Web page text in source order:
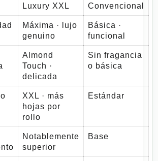
Luxury XXL
Convencional
Máxima · lujo
genuino
Básica ·
funcional
Almond
Touch ·
delicada
Sin fragancia
o básica
XXL · más
hojas por
rollo
Estándar
Notablemente
superior
Base